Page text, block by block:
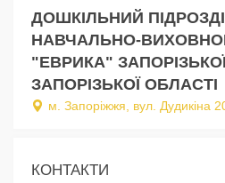
ДОШКІЛЬНИЙ
НАВЧАЛЬНО-
"ЕВРИКА"
ЗАПОРІЗЬКОЇ ОБЛАСТІ
м. Запоріжжя, вул. Дудикіна
КОНТАКТИ